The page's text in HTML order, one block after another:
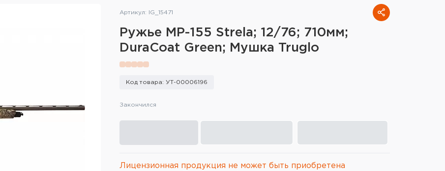
Артикул: IG_15471
Ружье МР-155 Strela; 12/76; 710мм;
DuraCoat Green; Мушка Truglo
Код товара: УТ-00006196
Закончился
Лицензионная продукция не может быть приобретена